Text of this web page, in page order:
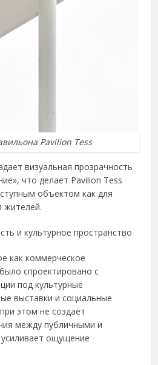
Pavilion Tess
визуальная прозрачность
что делает Pavilion Tess
объектом как для
жителей.
и культурное пространство
как коммерческое
спроектировано с
под культурные
выставки и социальные
этом не создаёт
между публичными и
ощущение